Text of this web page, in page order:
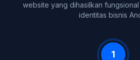
website yang dihasilkan
identitas bisnis
1